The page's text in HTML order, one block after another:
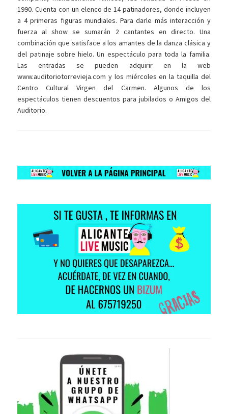
1990. Cuenta con un elenco de 14 patinadores, donde incluyen
a 4 primeras figuras mundiales. Para darle más interacción y
fuerza al show se sumarán 2 cantantes en directo. Una
combinación que satisface a los amantes de la danza clásica y
del patinaje sobre hielo. Un espectáculo para toda la familia.
Las entradas se pueden adquirir en la web
www.auditoriotorrevieja.com y los miércoles en la taquilla del
Centro Cultural Virgen del Carmen. Algunos de los
espectáculos tienen descuentos para jubilados o Amigos del
Auditorio.